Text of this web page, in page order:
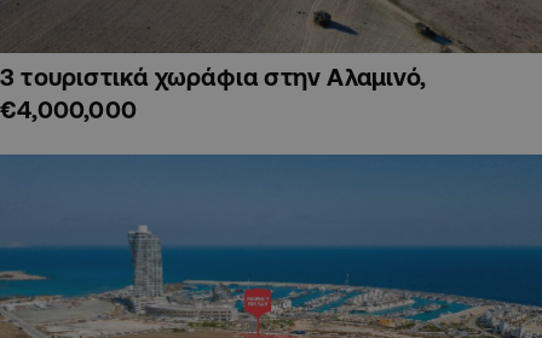
3 τουριστικά χωράφια στην Αλαμινό,
€4,000,000